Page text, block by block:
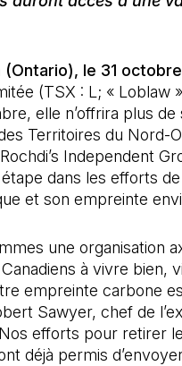
(Ontario), le 31
(TSX : L; « Loblaw
elle n’offrira plus
Territoires du Nord-
Independent
dans les efforts
et son empreinte
une organisation
Canadiens à vivre
empreinte carbone
Sawyer, chef de
efforts pour retirer
déjà permis